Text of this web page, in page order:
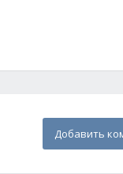
Добавить